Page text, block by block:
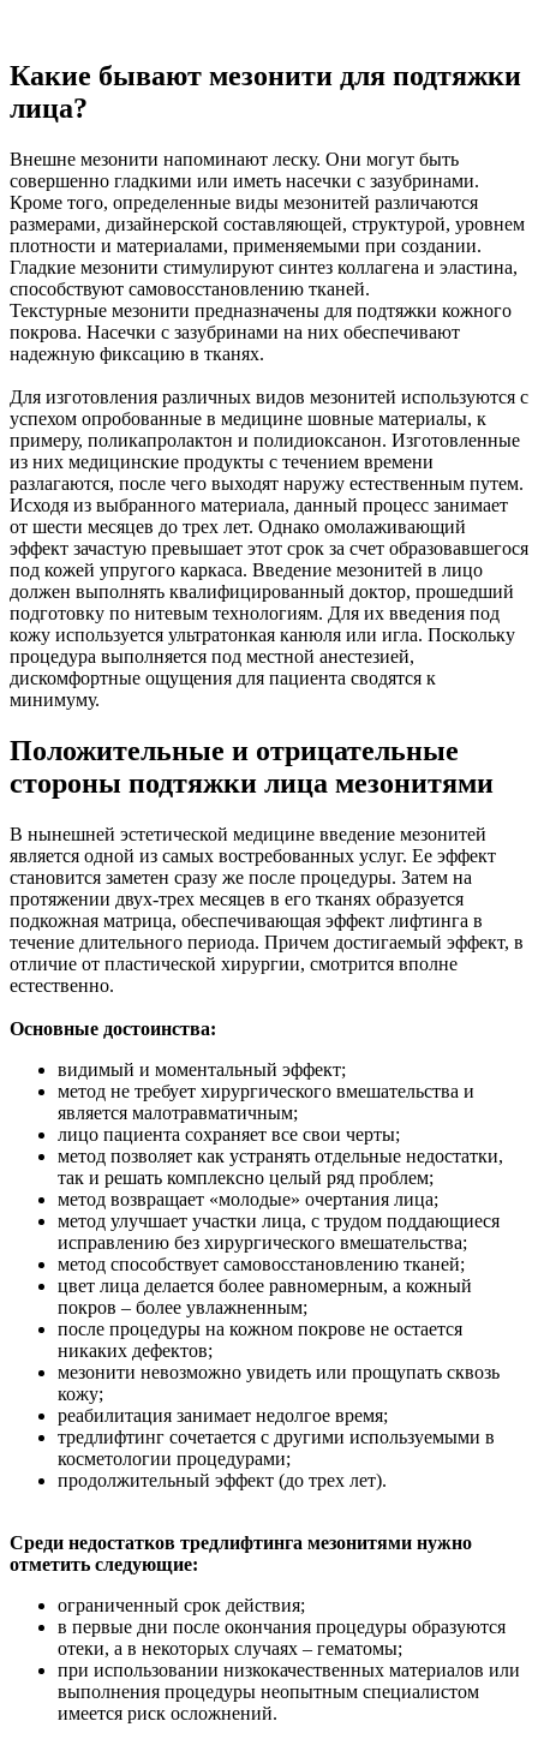
Какие бывают мезонити для подтяжки
лица?
Внешне мезонити напоминают леску. Они могут быть
совершенно гладкими или иметь насечки с зазубринами.
Кроме того, определенные виды мезонитей различаются
размерами, дизайнерской составляющей, структурой, уровнем
плотности и материалами, применяемыми при создании.
Гладкие мезонити стимулируют синтез коллагена и эластина,
способствуют самовосстановлению тканей.
Текстурные мезонити предназначены для подтяжки кожного
покрова. Насечки с зазубринами на них обеспечивают
надежную фиксацию в тканях.
Для изготовления различных видов мезонитей используются с
успехом опробованные в медицине шовные материалы, к
примеру, поликапролактон и полидиоксанон. Изготовленные
из них медицинские продукты с течением времени
разлагаются, после чего выходят наружу естественным путем.
Исходя из выбранного материала, данный процесс занимает
от шести месяцев до трех лет. Однако омолаживающий
эффект зачастую превышает этот срок за счет образовавшегося
под кожей упругого каркаса. Введение мезонитей в лицо
должен выполнять квалифицированный доктор, прошедший
подготовку по нитевым технологиям. Для их введения под
кожу используется ультратонкая канюля или игла. Поскольку
процедура выполняется под местной анестезией,
дискомфортные ощущения для пациента сводятся к
минимуму.
Положительные и отрицательные
стороны подтяжки лица мезонитями
В нынешней эстетической медицине введение мезонитей
является одной из самых востребованных услуг. Ее эффект
становится заметен сразу же после процедуры. Затем на
протяжении двух-трех месяцев в его тканях образуется
подкожная матрица, обеспечивающая эффект лифтинга в
течение длительного периода. Причем достигаемый эффект, в
отличие от пластической хирургии, смотрится вполне
естественно.
Основные достоинства:
видимый и моментальный эффект;
метод не требует хирургического вмешательства и
является малотравматичным;
лицо пациента сохраняет все свои черты;
метод позволяет как устранять отдельные недостатки,
так и решать комплексно целый ряд проблем;
метод возвращает «молодые» очертания лица;
метод улучшает участки лица, с трудом поддающиеся
исправлению без хирургического вмешательства;
метод способствует самовосстановлению тканей;
цвет лица делается более равномерным, а кожный
покров – более увлажненным;
после процедуры на кожном покрове не остается
никаких дефектов;
мезонити невозможно увидеть или прощупать сквозь
кожу;
реабилитация занимает недолгое время;
тредлифтинг сочетается с другими используемыми в
косметологии процедурами;
продолжительный эффект (до трех лет).
Среди недостатков тредлифтинга мезонитями нужно
отметить следующие:
ограниченный срок действия;
в первые дни после окончания процедуры образуются
отеки, а в некоторых случаях – гематомы;
при использовании низкокачественных материалов или
выполнения процедуры неопытным специалистом
имеется риск осложнений.